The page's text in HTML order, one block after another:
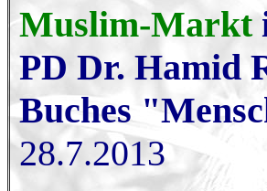
Muslim-Markt
PD Dr. Hamid
Buches
28.7.2013